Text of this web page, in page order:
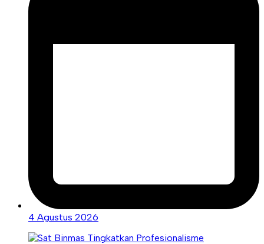
4 Agustus 2026